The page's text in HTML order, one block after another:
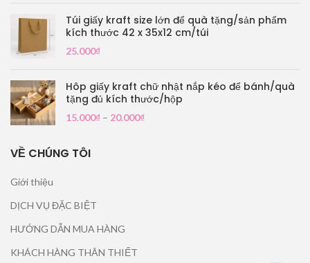
Túi giấy kraft size lớn để quà tặng/sản phẩm
kích thước 42 x 35x12 cm/túi
25.000₫
Hôp giấy kraft chữ nhật nắp kéo để bánh/quà
tặng đủ kích thước/hộp
15.000₫ – 20.000₫
VỀ CHÚNG TÔI
Giới thiệu
DỊCH VỤ ĐẶC BIỆT
HƯỚNG DẪN MUA HÀNG
KHÁCH HÀNG THÂN THIẾT